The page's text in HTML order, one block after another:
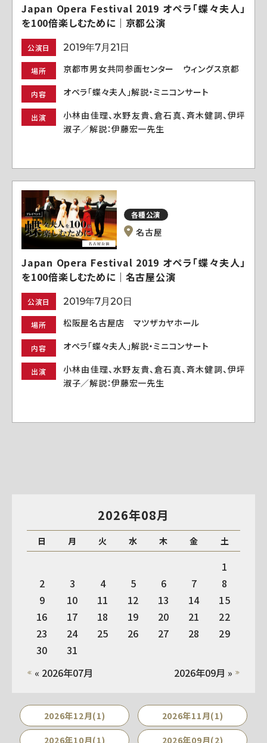
Japan Opera Festival 2019 オペラ「蝶々夫人」
を100倍楽しむために｜京都公演
公演日 2019年7月21日
場所 京都市男女共同参画センター ウィングス京都
内容 オペラ「蝶々夫人」解説・ミニコンサート
出演
小林由佳理、水野友貴、倉石真、斉木健詞、伊坪
淑子／解説：伊藤宏一先生
各種公演
名古屋
Japan Opera Festival 2019 オペラ「蝶々夫人」
を100倍楽しむために｜名古屋公演
公演日 2019年7月20日
場所 松阪屋名古屋店 マツザカヤホール
内容 オペラ「蝶々夫人」解説・ミニコンサート
出演
小林由佳理、水野友貴、倉石真、斉木健詞、伊坪
淑子／解説：伊藤宏一先生
2026年08月
日 月 火 水 木 金 土
« 2026年07月 2026年09月 »
1
2
3 4 5 6 7
8
9
10 11 12 13 14
15
16
17 18 19 20 21
22
23
24 25 26 27 28
29
30
31
2026年12月(1) 2026年11月(1)
2026年10月(1) 2026年09月(2)